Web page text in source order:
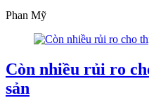
Phan Mỹ
Còn nhiều rủi ro
sản